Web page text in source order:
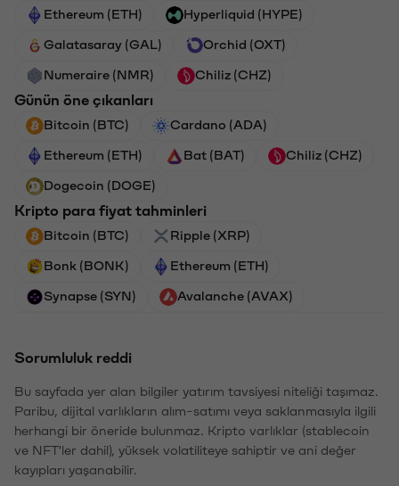
Ethereum (ETH) Hyperliquid (HYPE)
Galatasaray (GAL) Orchid (OXT)
Numeraire (NMR) Chiliz (CHZ)
Günün öne çıkanları
Bitcoin (BTC) Cardano (ADA)
Ethereum (ETH) Bat (BAT) Chiliz (CHZ)
Dogecoin (DOGE)
Kripto para fiyat tahminleri
Bitcoin (BTC) Ripple (XRP)
Bonk (BONK) Ethereum (ETH)
Synapse (SYN) Avalanche (AVAX)
Sorumluluk reddi
Bu sayfada yer alan bilgiler yatırım tavsiyesi niteliği taşımaz.
Paribu, dijital varlıkların alım-satımı veya saklanmasıyla ilgili
herhangi bir öneride bulunmaz. Kripto varlıklar (stablecoin
ve NFT'ler dahil), yüksek volatiliteye sahiptir ve ani değer
kayıpları yaşanabilir.